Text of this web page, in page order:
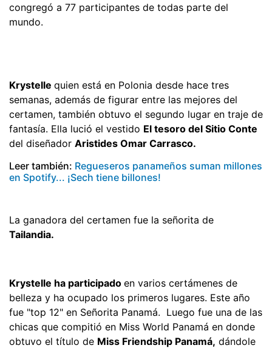
congregó a 77 participantes de todas parte del
mundo.
Krystelle quien está en Polonia desde hace tres
semanas, además de figurar entre las mejores del
certamen, también obtuvo el segundo lugar en traje de
fantasía. Ella lució el vestido El tesoro del Sitio Conte
del diseñador Aristides Omar Carrasco.
Leer también: Regueseros panameños suman millones
en Spotify... ¡Sech tiene billones!
La ganadora del certamen fue la señorita de
Tailandia.
Krystelle ha participado en varios certámenes de
belleza y ha ocupado los primeros lugares. Este año
fue "top 12" en Señorita Panamá. Luego fue una de las
chicas que compitió en Miss World Panamá en donde
obtuvo el título de Miss Friendship Panamá, dándole